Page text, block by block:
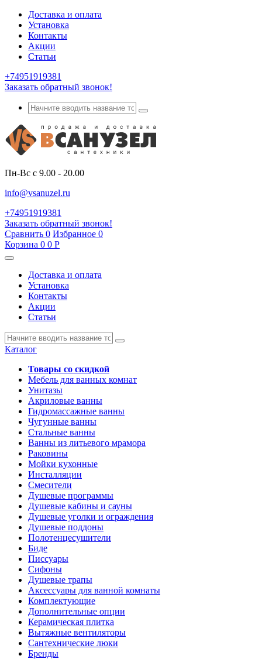
Доставка и оплата
Установка
Контакты
Акции
Статьи
+74951919381
Заказать обратный звонок!
Пн-Вс с 9.00 - 20.00
info@vsanuzel.ru
+74951919381
Заказать обратный звонок!
Сравнить 0 Избранное 0
Корзина 0 0 Р
Доставка и оплата
Установка
Контакты
Акции
Статьи
Каталог
Товары со скидкой
Мебель для ванных комнат
Унитазы
Акриловые ванны
Гидромассажные ванны
Чугунные ванны
Стальные ванны
Ванны из литьевого мрамора
Раковины
Мойки кухонные
Инсталляции
Смесители
Душевые программы
Душевые кабины и сауны
Душевые уголки и ограждения
Душевые поддоны
Полотенцесушители
Биде
Писсуары
Сифоны
Душевые трапы
Аксессуары для ванной комнаты
Комплектующие
Дополнительные опции
Керамическая плитка
Вытяжные вентиляторы
Сантехнические люки
Бренды